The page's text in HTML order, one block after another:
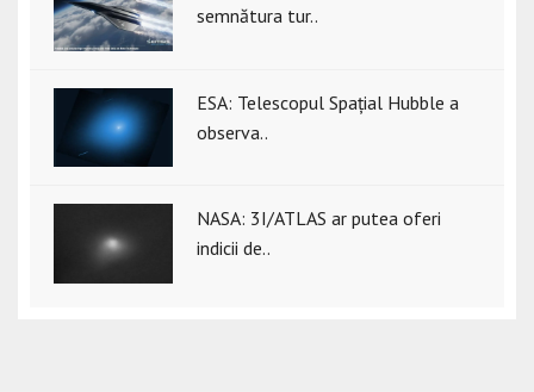
semnătura tur..
ESA: Telescopul Spațial Hubble a
observa..
NASA: 3I/ATLAS ar putea oferi
indicii de..